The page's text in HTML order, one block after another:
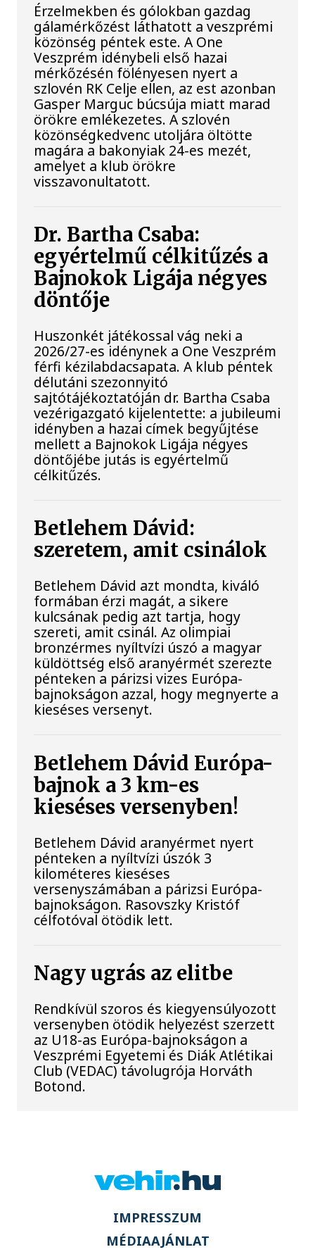
Érzelmekben és gólokban gazdag
gálamérkőzést láthatott a veszprémi
közönség péntek este. A One
Veszprém idénybeli első hazai
mérkőzésén fölényesen nyert a
szlovén RK Celje ellen, az est azonban
Gasper Marguc búcsúja miatt marad
örökre emlékezetes. A szlovén
közönségkedvenc utoljára öltötte
magára a bakonyiak 24-es mezét,
amelyet a klub örökre
visszavonultatott.
Dr. Bartha Csaba:
egyértelmű célkitűzés a
Bajnokok Ligája négyes
döntője
Huszonkét játékossal vág neki a
2026/27-es idénynek a One Veszprém
férfi kézilabdacsapata. A klub péntek
délutáni szezonnyitó
sajtótájékoztatóján dr. Bartha Csaba
vezérigazgató kijelentette: a jubileumi
idényben a hazai címek begyűjtése
mellett a Bajnokok Ligája négyes
döntőjébe jutás is egyértelmű
célkitűzés.
Betlehem Dávid:
szeretem, amit csinálok
Betlehem Dávid azt mondta, kiváló
formában érzi magát, a sikere
kulcsának pedig azt tartja, hogy
szereti, amit csinál. Az olimpiai
bronzérmes nyíltvízi úszó a magyar
küldöttség első aranyérmét szerezte
pénteken a párizsi vizes Európa-
bajnokságon azzal, hogy megnyerte a
kieséses versenyt.
Betlehem Dávid Európa-
bajnok a 3 km-es
kieséses versenyben!
Betlehem Dávid aranyérmet nyert
pénteken a nyíltvízi úszók 3
kilométeres kieséses
versenyszámában a párizsi Európa-
bajnokságon. Rasovszky Kristóf
célfotóval ötödik lett.
Nagy ugrás az elitbe
Rendkívül szoros és kiegyensúlyozott
versenyben ötödik helyezést szerzett
az U18-as Európa-bajnokságon a
Veszprémi Egyetemi és Diák Atlétikai
Club (VEDAC) távolugrója Horváth
Botond.
IMPRESSZUM
MÉDIAAJÁNLAT